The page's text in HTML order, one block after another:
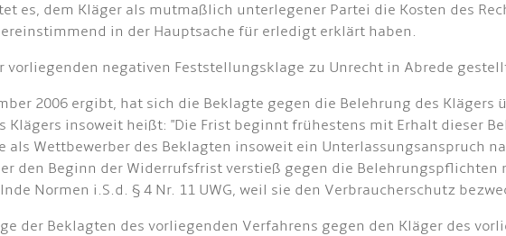
es, dem Kläger als mutmaßlich unterlegener Partei die Kosten des
in der Hauptsache für erledigt erklärt haben.
negativen Feststellungsklage zu Unrecht in Abrede
2006 ergibt, hat sich die Beklagte gegen die Belehrung des Klägers
insoweit heißt: "Die Frist beginnt frühestens mit Erhalt dieser
Wettbewerber des Beklagten insoweit ein Unterlassungsanspruch
den Beginn der Widerrufsfrist verstieß gegen die Belehrungspflichten
Normen i.S.d. § 4 Nr. 11 UWG, weil sie den Verbraucherschutz
der Beklagten des vorliegenden Verfahrens gegen den Kläger des